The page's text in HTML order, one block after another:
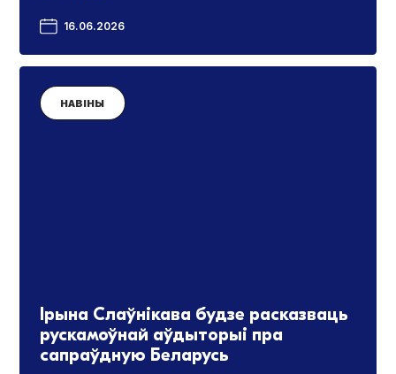
16.06.2026
НАВІНЫ
Ірына Слаўнікава будзе расказваць
рускамоўнай аўдыторыі пра
сапраўдную Беларусь